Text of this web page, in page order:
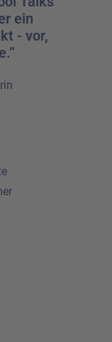
ein
- vor,